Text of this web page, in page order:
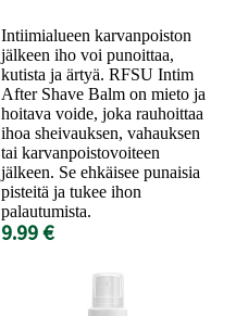
Intiimialueen karvanpoiston
jälkeen iho voi punoittaa,
kutista ja ärtyä. RFSU Intim
After Shave Balm on mieto ja
hoitava voide, joka rauhoittaa
ihoa sheivauksen, vahauksen
tai karvanpoistovoiteen
jälkeen. Se ehkäisee punaisia
pisteitä ja tukee ihon
palautumista.
9.99 €